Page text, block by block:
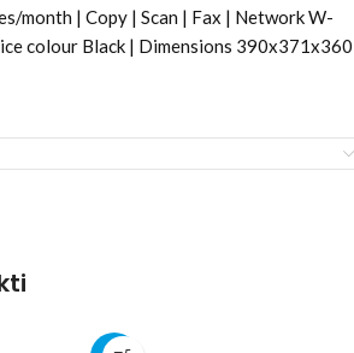
month | Copy | Scan | Fax | Network W-
colour Black | Dimensions 390x371x360